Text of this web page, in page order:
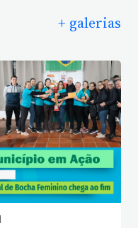
+ galerias